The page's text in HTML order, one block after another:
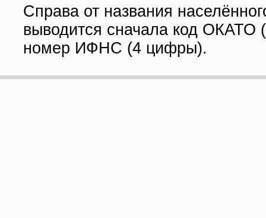
Справа от названия
выводится сначала код ОКАТО
номер ИФНС (4 цифры).